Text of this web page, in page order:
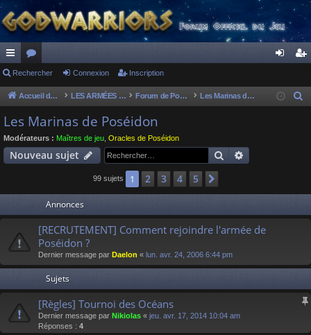
ac
co
ur
ci
or
u
m
s
ne cri
Rechercher Connexion Inscription
Accueil du forum LES ARMÉES DIVINES - FORUMS DE CLAN Forum de Poséidon Les Marinas de Poséidon
e
Les Marinas de Poséidon
Modérateurs : Maîtres de jeu Oracles de Poséidon
Nouveau sujet Rechercher
99 sujets 1 2 3 4 5
Annonces
[RECRUTEMENT] Comment rejoindre l'armée de
Poséidon ?
Dernier message par Daelon « lun. avr. 24, 2006 6:44 pm
Sujets
[Règles] Tournoi des Océans
Dernier message par Nikiolas « jeu. avr. 17, 2014 10:04 am
Réponses : 4